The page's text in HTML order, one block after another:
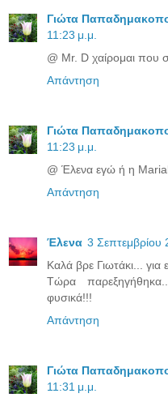
Γιώτα
11:23 μ.μ.
@ Mr. D χαίρομαι που
Απάντηση
Γιώτα
11:23 μ.μ.
@ Έλενα εγώ ή η
Απάντηση
Έλενα 3 Σεπτεμβρίου
Καλά βρε Γιωτάκι... για
Τώρα
φυσικά!!!
Απάντηση
Γιώτα
11:31 μ.μ.